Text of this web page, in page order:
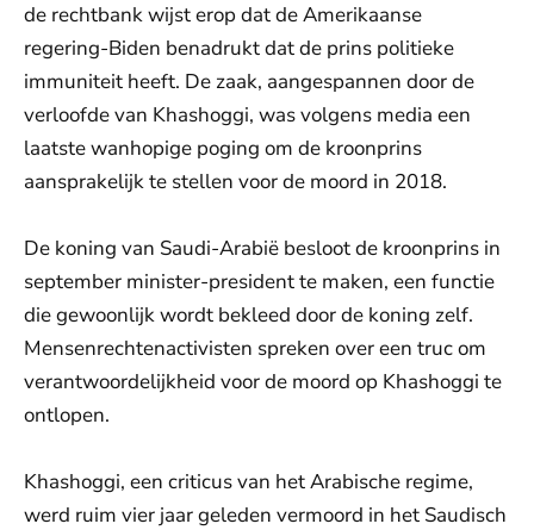
de rechtbank wijst erop dat de Amerikaanse
regering-Biden benadrukt dat de prins politieke
immuniteit heeft. De zaak, aangespannen door de
verloofde van Khashoggi, was volgens media een
laatste wanhopige poging om de kroonprins
aansprakelijk te stellen voor de moord in 2018.
De koning van Saudi-Arabië besloot de kroonprins in
september minister-president te maken, een functie
die gewoonlijk wordt bekleed door de koning zelf.
Mensenrechtenactivisten spreken over een truc om
verantwoordelijkheid voor de moord op Khashoggi te
ontlopen.
Khashoggi, een criticus van het Arabische regime,
werd ruim vier jaar geleden vermoord in het Saudisch